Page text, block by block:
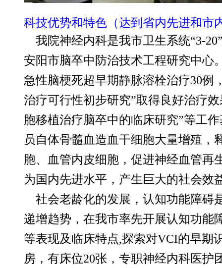
科技优势和特色（达到省内先进和市
我院神经内科是我市卫生系统“3-
安阳市脑卒中防治技术工程研究中心
急性脑梗死超早期静脉溶栓治疗30例
治疗可行性初步研究”取得良好治疗
胞移植治疗脑卒中的临床研究”等工
员自体骨髓血造血干细胞大量增殖
胞、血管内皮细胞，促进神经血管再
为国内先进水平，产生巨大的社会效
社会老龄化的发展，认知功能障碍
递增趋势，在我市率先开展认知功能
等表现及临床特点,探索对VCI的早期
房，有床位20张，专职神经内科医